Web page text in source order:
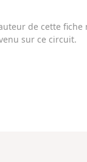
de cette
sur ce circuit.